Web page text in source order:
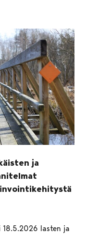
ja
18.5.2026 lasten ja